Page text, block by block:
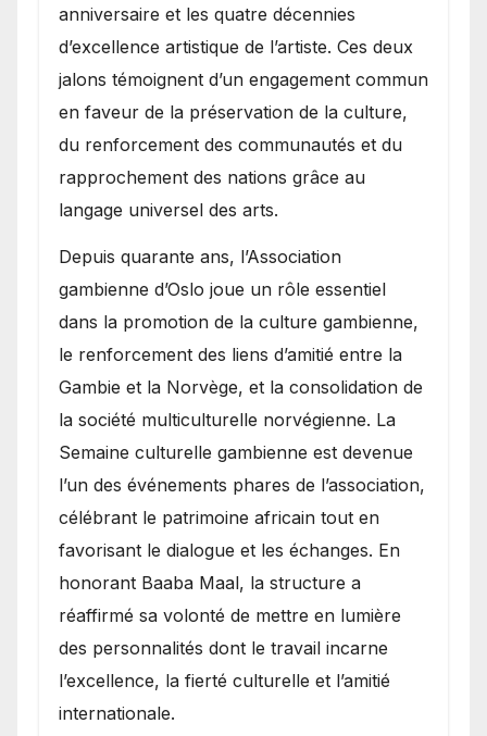
anniversaire et les quatre décennies
d’excellence artistique de l’artiste. Ces deux
jalons témoignent d’un engagement commun
en faveur de la préservation de la culture,
du renforcement des communautés et du
rapprochement des nations grâce au
langage universel des arts.
​Depuis quarante ans, l’Association
gambienne d’Oslo joue un rôle essentiel
dans la promotion de la culture gambienne,
le renforcement des liens d’amitié entre la
Gambie et la Norvège, et la consolidation de
la société multiculturelle norvégienne. La
Semaine culturelle gambienne est devenue
l’un des événements phares de l’association,
célébrant le patrimoine africain tout en
favorisant le dialogue et les échanges. En
honorant Baaba Maal, la structure a
réaffirmé sa volonté de mettre en lumière
des personnalités dont le travail incarne
l’excellence, la fierté culturelle et l’amitié
internationale.